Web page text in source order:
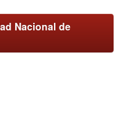
Nacional de